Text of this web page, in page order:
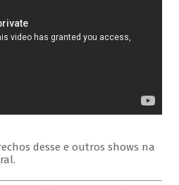
desse e outros shows na